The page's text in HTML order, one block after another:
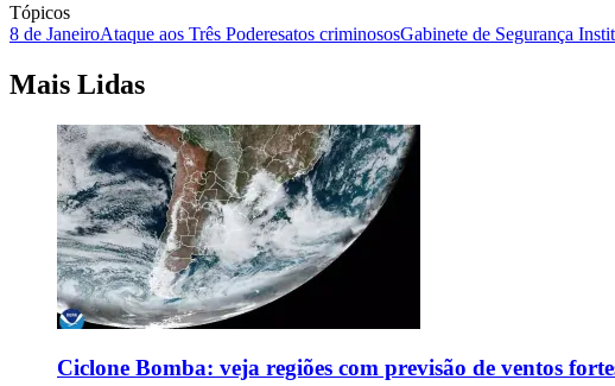
Tópicos
8 de JaneiroAtaque aos Três Poderesatos criminososGabinete de Segurança
Mais Lidas
Ciclone Bomba: veja regiões com previsão de ventos